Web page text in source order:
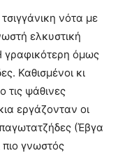
νότα με
ελκυστική
γραφικότερη όμως
Καθισμένοι κι
τις ψάθινες
εργάζονταν οι
(Έβγα
γνωστός